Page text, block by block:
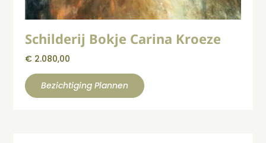
Schilderij Bokje Carina Kroeze
€ 2.080,00
Bezichtiging Plannen